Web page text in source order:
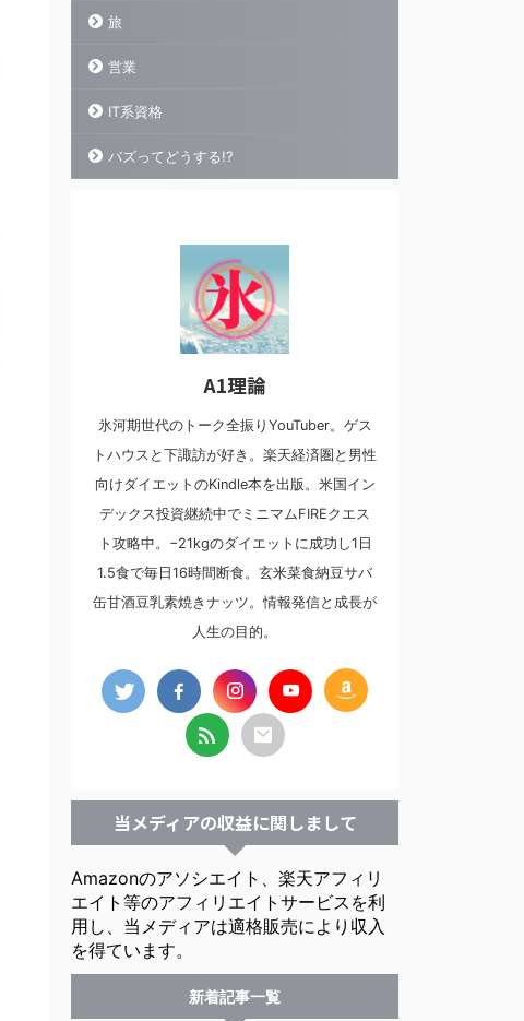
旅
営業
IT系資格
バズってどうする!?
A1理論
氷河期世代のトーク全振りYouTuber。ゲス
トハウスと下諏訪が好き。楽天経済圏と男性
向けダイエットのKindle本を出版。米国イン
デックス投資継続中でミニマムFIREクエス
ト攻略中。−21kgのダイエットに成功し1日
1.5食で毎日16時間断食。玄米菜食納豆サバ
缶甘酒豆乳素焼きナッツ。情報発信と成長が
人生の目的。
当メディアの収益に関しまして
Amazonのアソシエイト、楽天アフィリ
エイト等のアフィリエイトサービスを利
用し、当メディアは適格販売により収入
を得ています。
新着記事一覧